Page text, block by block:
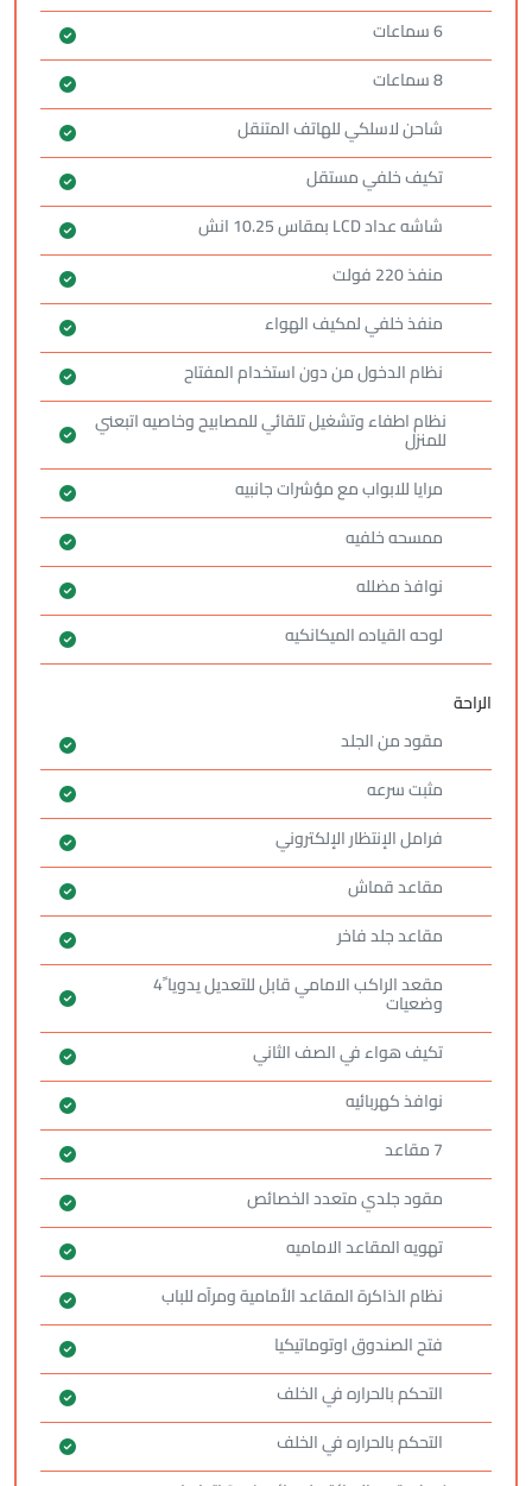
شاحن لاسلكي للهاتف المتنقل
تكيف خلفي مستقل
شاشه عداد LCD بمقاس 10.25 انش
منفذ 220 فولت
منفذ خلفي لمكيف الهواء
نظام الدخول من دون استخدام المفتاح
نظام اطفاء وتشغيل تلقائي للمصابيح وخاصيه اتبعني
للمنزل
مرايا للابواب مع مؤشرات جانبيه
ممسحه خلفيه
نوافذ مضلله
لوحه القياده الميكانكيه
الراحة
مقود من الجلد
مثبت سرعه
فرامل الإنتظار الإلكتروني
مقاعد قماش
مقاعد جلد فاخر
مقعد الراكب الامامي قابل للتعديل يدويا ً4
وضعيات
تكيف هواء في الصف الثاني
نوافذ كهربائيه
مقود جلدي متعدد الخصائص
تهويه المقاعد الاماميه
‏نظام الذاكرة المقاعد ‏الأمامية ومرآه للباب
فتح الصندوق اوتوماتيكيا
التحكم بالحراره في الخلف
التحكم بالحراره في الخلف